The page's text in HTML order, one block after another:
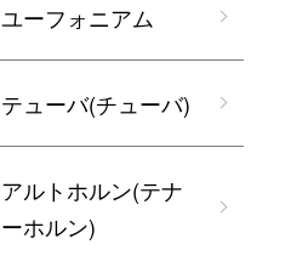
ユーフォニアム
テューバ(チューバ)
アルトホルン(テナ
ーホルン)